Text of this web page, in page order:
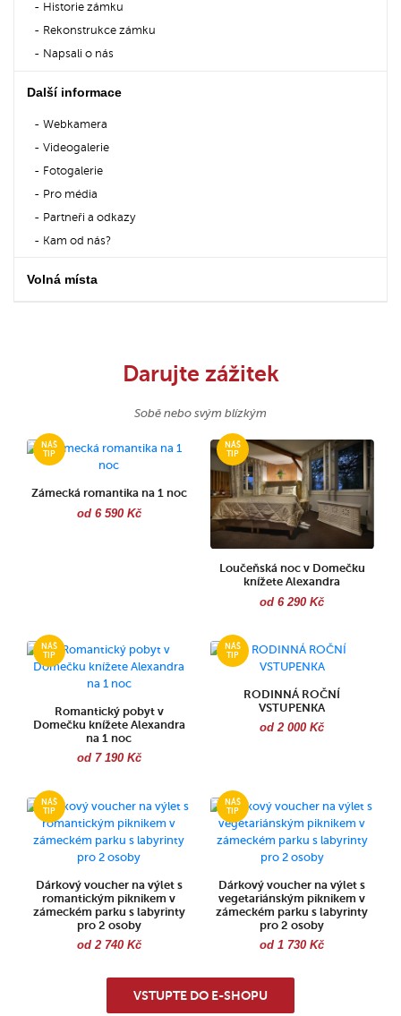
Historie zámku
Rekonstrukce zámku
Napsali o nás
Další informace
Webkamera
Videogalerie
Fotogalerie
Pro média
Partneři a odkazy
Kam od nás?
Volná místa
Darujte zážitek
Sobě nebo svým blízkým
Zámecká romantika na 1 noc
od 6 590 Kč
Loučeňská noc v Domečku
knížete Alexandra
od 6 290 Kč
Romantický pobyt v
Domečku knížete Alexandra
na 1 noc
od 7 190 Kč
RODINNÁ ROČNÍ
VSTUPENKA
od 2 000 Kč
Dárkový voucher na výlet s
romantickým piknikem v
zámeckém parku s labyrinty
pro 2 osoby
od 2 740 Kč
Dárkový voucher na výlet s
vegetariánským piknikem v
zámeckém parku s labyrinty
pro 2 osoby
od 1 730 Kč
VSTUPTE DO E-SHOPU